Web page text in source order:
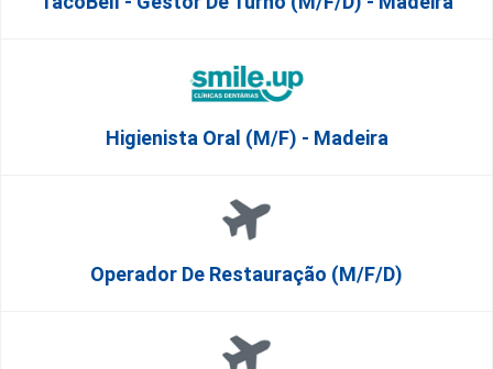
Higienista Oral (M/F) - Madeira
Operador De Restauração (m/f/d)